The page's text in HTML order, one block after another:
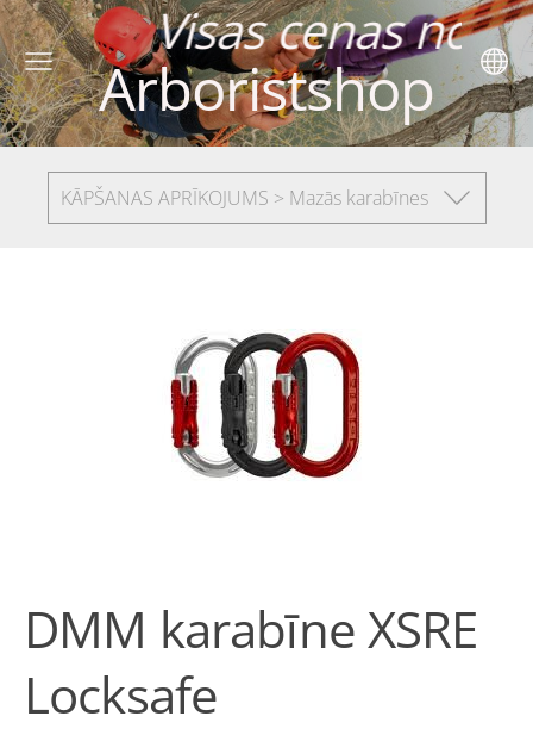
norādītas
Arboristshop
KĀPŠANAS APRĪKOJUMS > Mazās karabīnes
DMM karabīne XSRE
Locksafe